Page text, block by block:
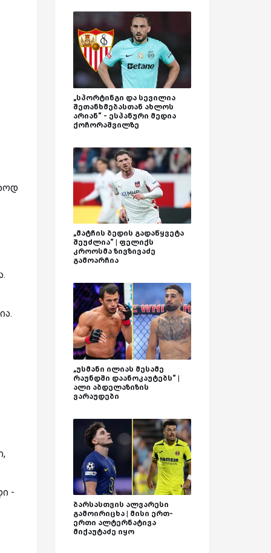
-
„სპორტინგი და სევილია
შეთანხმებასთან ახლოს
არიან“ - ესპანური მედია
ქოჩორაშვილზე
„მატჩის ბედის გადაწყვეტა
შეუძლია“ | ფელიქს
კროოსმა ზივზივაძე
გამოარჩია
„უსმანი ილიას მესამე
რაუნდში დაანოკაუტებს“ |
ალი აბდელაზიზის
ვარაუდები
ბარსასთვის ალვარესი
გამოირიცხა | მისი ერთ-
ერთი ალტერნატივა
მიქაუტაძე იყო